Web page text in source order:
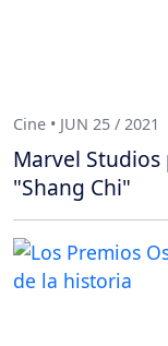
Cine • JUN 25 / 2021
Marvel
"Shang Chi"